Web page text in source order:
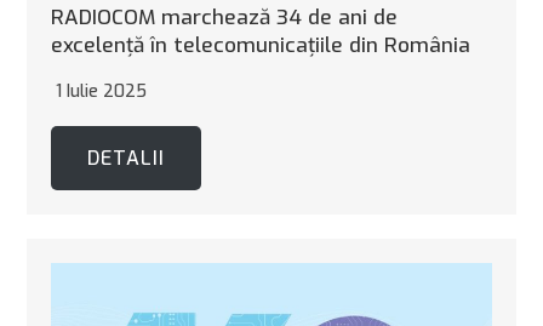
RADIOCOM marchează 34 de ani de
excelență în telecomunicațiile din România
1 Iulie 2025
DETALII